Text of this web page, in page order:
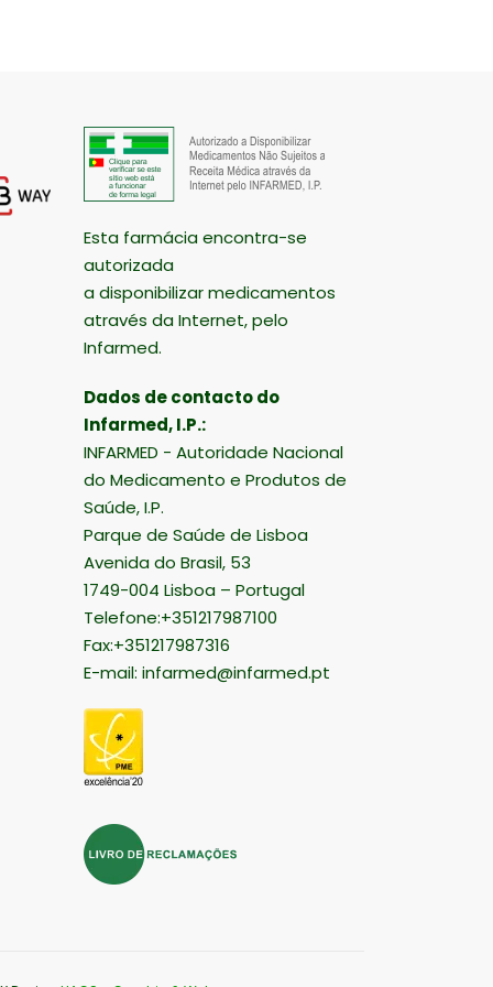
Esta farmácia encontra-se
autorizada
a disponibilizar medicamentos
através da Internet, pelo
Infarmed.
Dados de contacto do
Infarmed, I.P.:
INFARMED - Autoridade Nacional
do Medicamento e Produtos de
Saúde, I.P.
Parque de Saúde de Lisboa
Avenida do Brasil, 53
1749-004 Lisboa – Portugal
Telefone:+351217987100
Fax:+351217987316
E-mail: infarmed@infarmed.pt